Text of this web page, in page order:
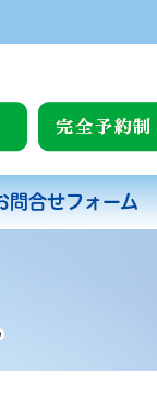
問合せフォーム